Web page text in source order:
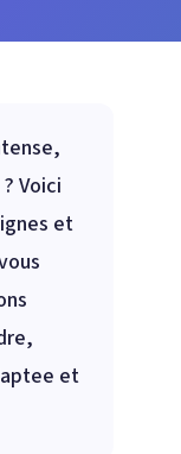
Voici
et
et